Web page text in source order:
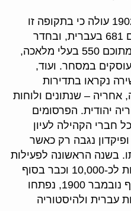
מהדוחות השנתיים ל-1902-1901 עולה כי בתקופה זו
הושאלו 1,161 ספרים, מתוכם 681 בעברית, ובחדר
הקריאה ביקרו 7,270 איש – מתוכם 550 בעלי מלאכה,
1,675 תלמודיסטים ו-1,057 עוסקים במסחר. ועוד,
ספרות ושירה נקראו בתדירות
אחריה – שנתונים ולוחות
יהודית. הפרסומים
חברי הקהילה לעיון
נגבה רק כאשר
בשנה הראשונה לפעילות
הספריה הגיע מספר ההשאלות לכ-10,000 וכבר בסוף
שנת הפעילות הראשונה, בסוף נובמבר 1900, נפתחו
עברית ולהיסטוריה